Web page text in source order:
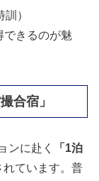
）
できるのが魅
合宿」
ンに赴く
「1泊
れています。普